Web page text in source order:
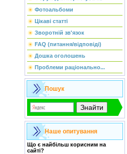
Фотоальбоми
Цікаві статті
Зворотній зв'язок
FAQ (питання/відповіді)
Дошка оголошень
Проблеми раціонально...
Пошук
Наше опитування
Що є найбільш корисним на
сайті?